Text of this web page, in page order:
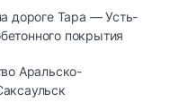
дороге Тара — Усть-
покрытия
Аральско-